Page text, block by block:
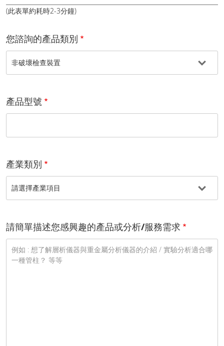
(此表單約耗時2-3分鐘)
您諮詢的產品類別
產品型號
產業類別
請簡單描述您感興趣的產品或分析/服務需求